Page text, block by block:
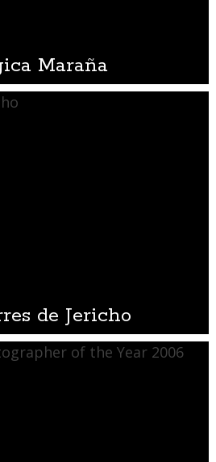
Maraña
de Jericho